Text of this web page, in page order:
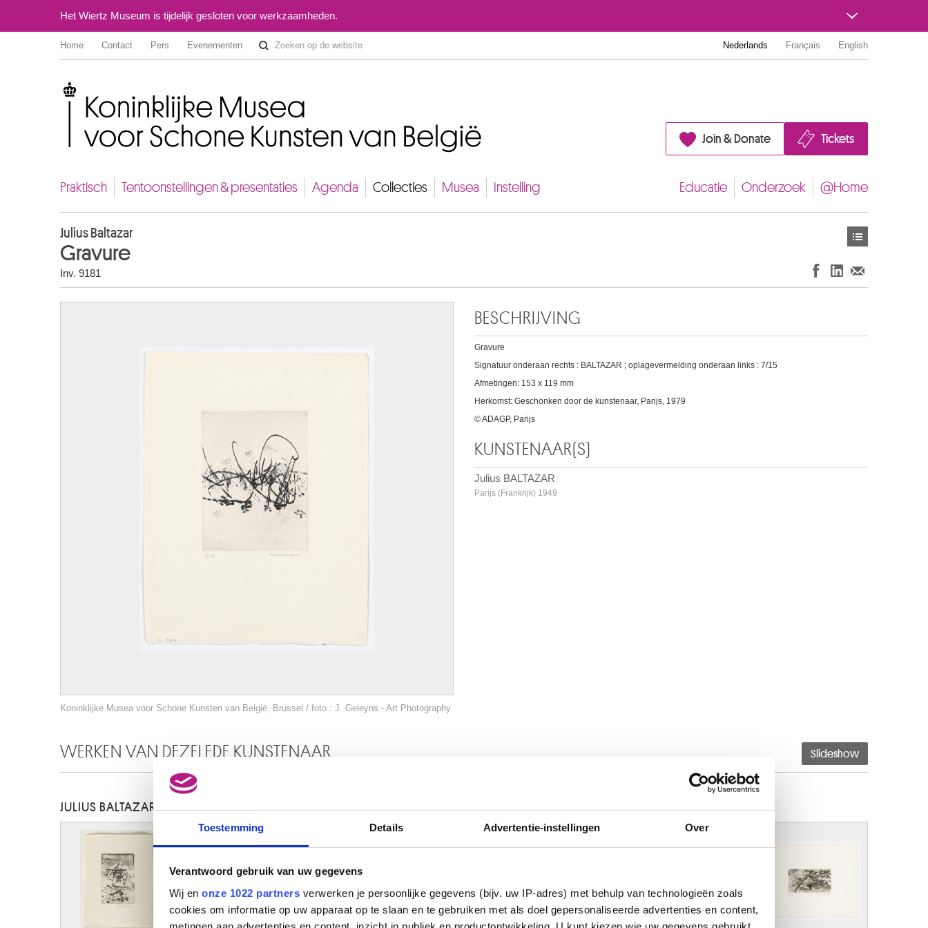
Toestemming Details Advertentie-instellingen Over
Verantwoord gebruik van uw gegevens
Wij en onze 1022 partners verwerken je persoonlijke gegevens (bijv. uw IP-adres) met behulp van technologieën zoals
cookies om informatie op uw apparaat op te slaan en te gebruiken met als doel gepersonaliseerde advertenties en content,
Het Wiertz Museum is tijdelijk gesloten voor werkzaamheden.
Home Contact Pers Evenementen Nederlands Français English
Join & Donate Tickets
Praktisch Tentoonstellingen & presentaties Agenda Collecties Musea Instelling Educatie Onderzoek @Home
Julius Baltazar
Gravure
Inv. 9181
Koninklijke Musea voor Schone Kunsten van België, Brussel / foto : J. Geleyns - Art Photography
BESCHRIJVING
Gravure
Signatuur onderaan rechts : BALTAZAR ; oplagevermelding onderaan links : 7/15
Afmetingen: 153 x 119 mm
Herkomst: Geschonken door de kunstenaar, Parijs, 1979
© ADAGP, Parijs
KUNSTENAAR(S)
Julius BALTAZAR
Parijs (Frankrijk) 1949
WERKEN VAN DEZELFDE KUNSTENAAR Slideshow
JULIUS BALTAZAR